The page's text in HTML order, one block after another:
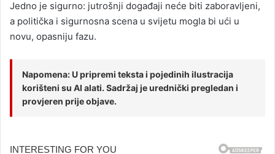
Jedno je sigurno: jutrošnji događaji neće biti zaboravljeni,
a politička i sigurnosna scena u svijetu mogla bi ući u
novu, opasniju fazu.
Napomena: U pripremi teksta i pojedinih ilustracija
korišteni su AI alati. Sadržaj je urednički pregledan i
provjeren prije objave.